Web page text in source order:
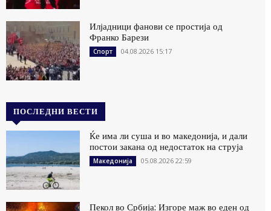
Илјадници фанови се простија од
Франко Барези
Спорт 04.08.2026 15:17
ПОСЛЕДНИ ВЕСТИ
Ќе има ли суша и во македонија, и дали
постои закана од недостаток на струја
Македонија 05.08.2026 22:59
Пекол во Србија: Изгоре маж во еден од